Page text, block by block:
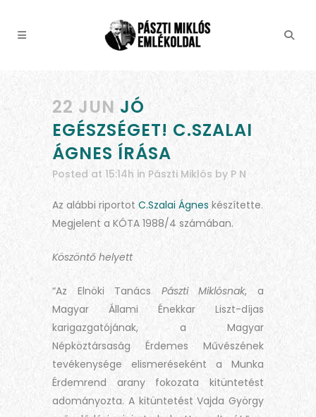
22 JUN JÓ
EGÉSZSÉGET! C.SZALAI
ÁGNES ÍRÁSA
Posted at 15:14h in Pászti Miklós by P N
Az alábbi riportot C.Szalai Ágnes készítette.
Megjelent a KÓTA 1988/4 számában.
Köszöntő helyett
“Az Elnöki Tanács Pászti Miklósnak, a
Magyar Állami Énekkar Liszt-díjas
karigazgatójának, a Magyar
Népköztársaság Érdemes Művészének
tevékenysége elismeréseként a Munka
Érdemrend arany fokozata kitüntetést
adományozta. A kitüntetést Vajda György